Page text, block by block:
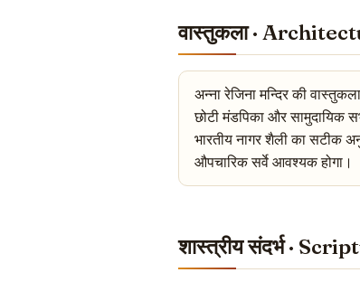
वास्तुकला ·
अन्ना रेजिना मन्दिर की
छोटी मंडपिका और सामुदायिक
भारतीय नागर शैली का सटीक
औपचारिक सर्वे आवश्यक होगा।
शास्त्रीय संदर्भ ·